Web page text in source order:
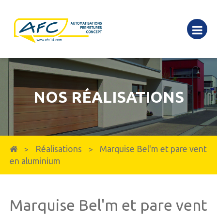
NOS RÉALISATIONS
> Réalisations >
Marquise Bel'm et pare vent
en aluminium
Marquise Bel'm et pare vent